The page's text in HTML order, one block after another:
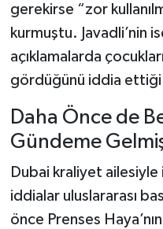
gerekirse “zor
kurmuştu. Javadli’nin
açıklamalarda
gördüğünü iddia ettiği
Daha Önce de
Gündeme
Dubai kraliyet
iddialar uluslararası
önce Prenses